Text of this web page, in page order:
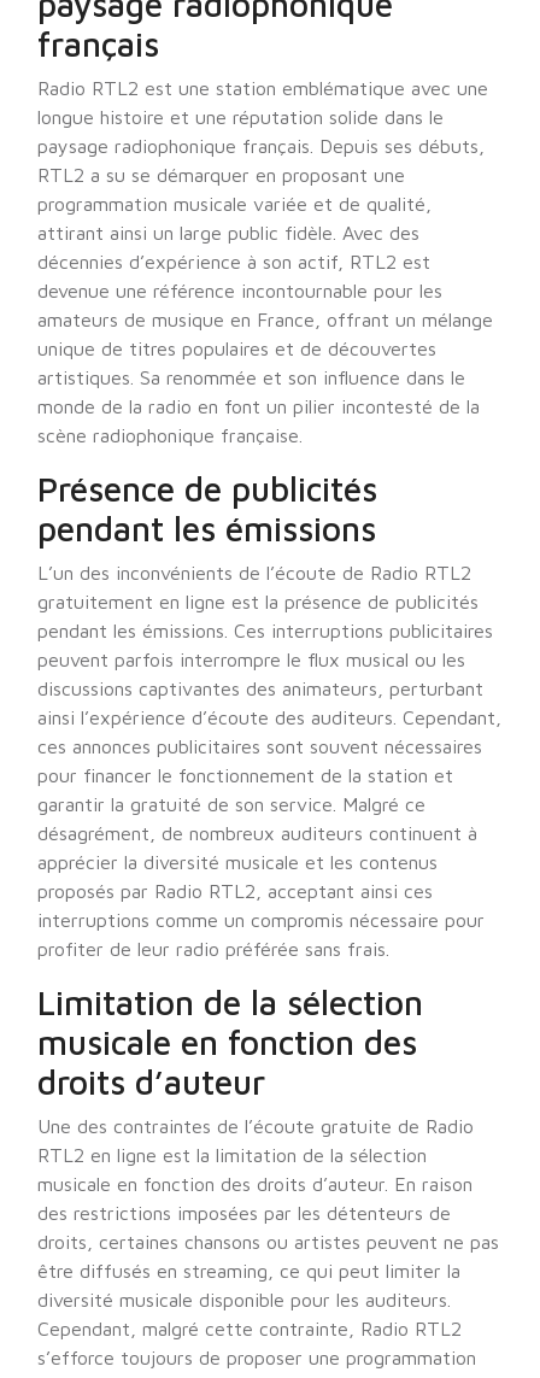
français
Radio RTL2 est une station emblématique avec une
longue histoire et une réputation solide dans le
paysage radiophonique français. Depuis ses débuts,
RTL2 a su se démarquer en proposant une
programmation musicale variée et de qualité,
attirant ainsi un large public fidèle. Avec des
décennies d’expérience à son actif, RTL2 est
devenue une référence incontournable pour les
amateurs de musique en France, offrant un mélange
unique de titres populaires et de découvertes
artistiques. Sa renommée et son influence dans le
monde de la radio en font un pilier incontesté de la
scène radiophonique française.
Présence de publicités
pendant les émissions
L’un des inconvénients de l’écoute de Radio RTL2
gratuitement en ligne est la présence de publicités
pendant les émissions. Ces interruptions publicitaires
peuvent parfois interrompre le flux musical ou les
discussions captivantes des animateurs, perturbant
ainsi l’expérience d’écoute des auditeurs. Cependant,
ces annonces publicitaires sont souvent nécessaires
pour financer le fonctionnement de la station et
garantir la gratuité de son service. Malgré ce
désagrément, de nombreux auditeurs continuent à
apprécier la diversité musicale et les contenus
proposés par Radio RTL2, acceptant ainsi ces
interruptions comme un compromis nécessaire pour
profiter de leur radio préférée sans frais.
Limitation de la sélection
musicale en fonction des
droits d’auteur
Une des contraintes de l’écoute gratuite de Radio
RTL2 en ligne est la limitation de la sélection
musicale en fonction des droits d’auteur. En raison
des restrictions imposées par les détenteurs de
droits, certaines chansons ou artistes peuvent ne pas
être diffusés en streaming, ce qui peut limiter la
diversité musicale disponible pour les auditeurs.
Cependant, malgré cette contrainte, Radio RTL2
s’efforce toujours de proposer une programmation